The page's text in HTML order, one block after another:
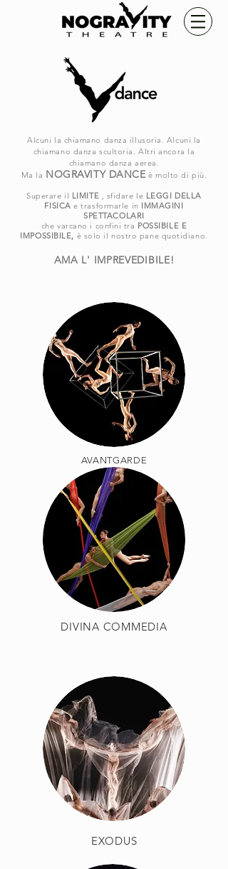
Alcuni la chiamano danza illusoria. Alcuni la
chiamano danza scultoria. Altri ancora la
chiamano danza aerea.
Ma la NOGRAVITY DANCEè molto di più.
Superare il LIMITE , sfidare le LEGGI DELLA
FISICA e trasformarle in IMMAGINI
SPETTACOLARI
che varcano i confini tra POSSIBILE E
IMPOSSIBILE, è solo il nostro pane quotidiano.
AMA L' IMPREVEDIBILE!
AVANTGARDE
DIVINA COMMEDIA
EXODUS